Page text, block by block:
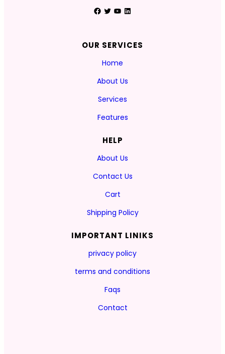
Facebook Twitter YouTube LinkedIn
OUR SERVICES
Home
About Us
Services
Features
HELP
About Us
Contact Us
Cart
Shipping Policy
IMPORTANT LINIKS
privacy policy
terms and conditions
Faqs
Contact